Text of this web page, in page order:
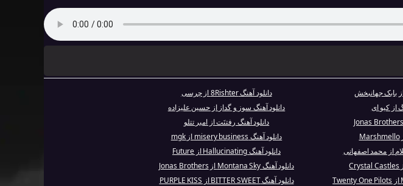
بابک جهانبخش
دانلود آهنگ 8Rishter از چرسی
از کیو ای
دانلود آهنگ سوز و گداز از حسین علیزاده
دانلود آهنگ رفتنَت از امیر تتلو
دانلود آهنگ misery business از mgk
از محمد اصفهانی
دانلود آهنگ Hallucinating از Future
دانلود آهنگ Montana Sky از Jonas Brothers
دانلود آهنگ BITTER SWEET از PURPLE KISS